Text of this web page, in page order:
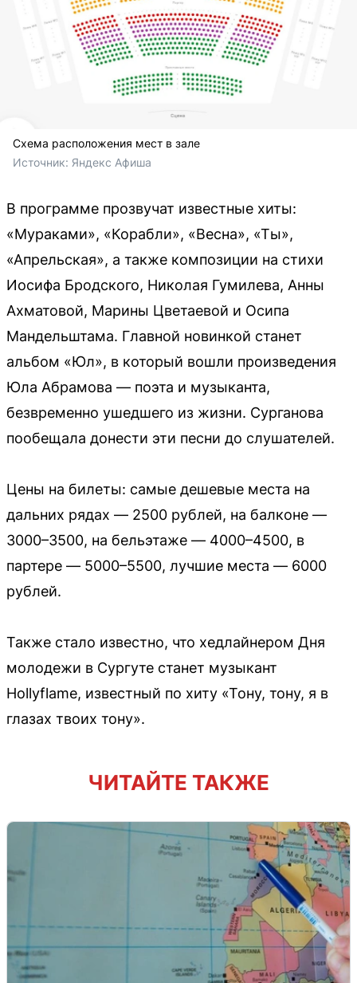
Схема расположения мест в зале
Источник: Яндекс Афиша
В программе прозвучат известные хиты:
«Мураками», «Корабли», «Весна», «Ты»,
«Апрельская», а также композиции на стихи
Иосифа Бродского, Николая Гумилева, Анны
Ахматовой, Марины Цветаевой и Осипа
Мандельштама. Главной новинкой станет
альбом «Юл», в который вошли произведения
Юла Абрамова — поэта и музыканта,
безвременно ушедшего из жизни. Сурганова
пообещала донести эти песни до слушателей.
Цены на билеты: самые дешевые места на
дальних рядах — 2500 рублей, на балконе —
3000–3500, на бельэтаже — 4000–4500, в
партере — 5000–5500, лучшие места — 6000
рублей.
Также стало известно, что хедлайнером Дня
молодежи в Сургуте станет музыкант
Hollyflame, известный по хиту «Тону, тону, я в
глазах твоих тону».
ЧИТАЙТЕ ТАКЖЕ